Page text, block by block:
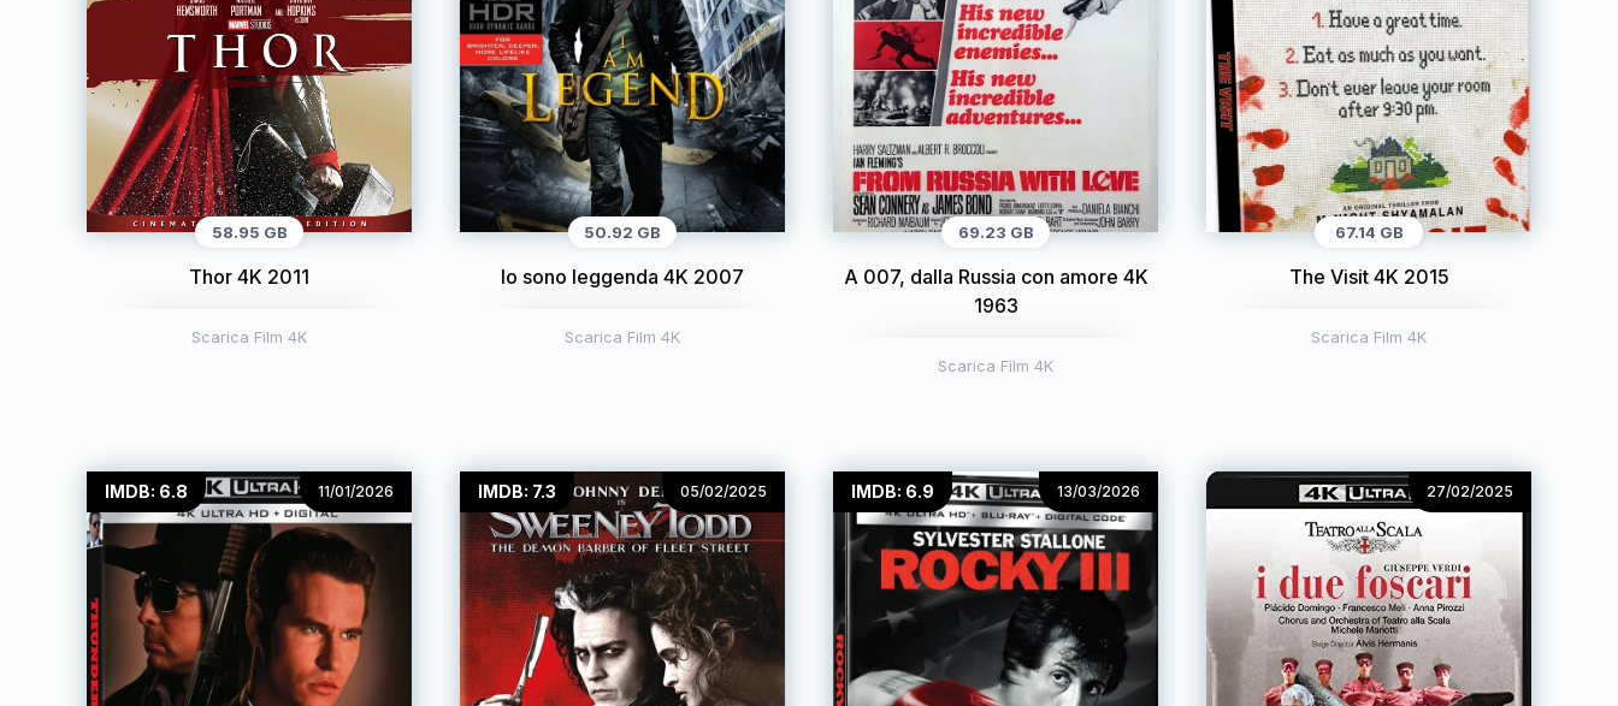
58.95 GB
Thor 4K 2011
Scarica Film 4K
50.92 GB
Io sono leggenda 4K 2007
Scarica Film 4K
69.23 GB
A 007, dalla Russia con amore 4K
1963
Scarica Film 4K
67.14 GB
The Visit 4K 2015
Scarica Film 4K
IMDB: 6.8 11/01/2026 IMDB: 7.3 05/02/2025 IMDB: 6.9 13/03/2026 27/02/2025